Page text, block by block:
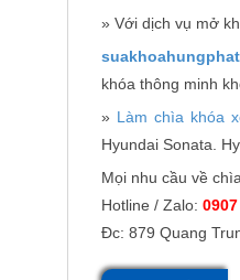
» Với dịch vụ mở
khóa thông minh
» Làm chìa khóa
Hyundai Sonata.
Mọi nhu cầu về
Hotline / Zalo:
Đc: 879 Quang